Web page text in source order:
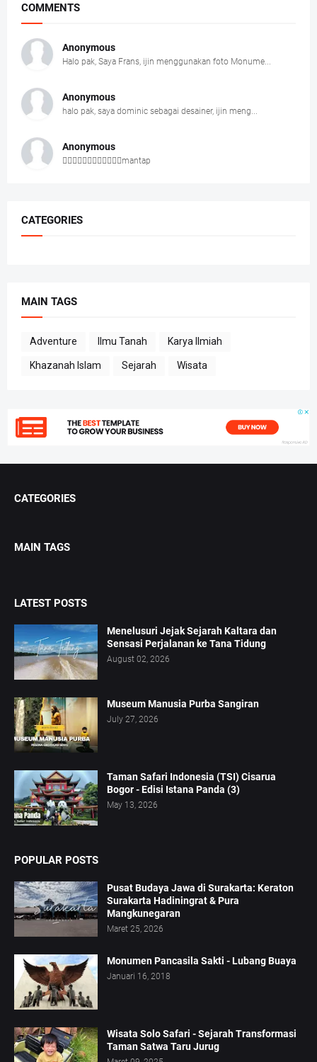
COMMENTS
Anonymous
Halo pak, Saya Frans, ijin menggunakan foto Monume...
Anonymous
halo pak, saya dominic sebagai desainer, ijin meng...
Anonymous
👍🏻👍🏻👍🏻👍🏻👍🏻👍🏻mantap
CATEGORIES
MAIN TAGS
Adventure Ilmu Tanah Karya Ilmiah
Khazanah Islam Sejarah Wisata
CATEGORIES
MAIN TAGS
LATEST POSTS
Menelusuri Jejak Sejarah Kaltara dan
Sensasi Perjalanan ke Tana Tidung
August 02, 2026
Museum Manusia Purba Sangiran
July 27, 2026
Taman Safari Indonesia (TSI) Cisarua
Bogor - Edisi Istana Panda (3)
May 13, 2026
POPULAR POSTS
Pusat Budaya Jawa di Surakarta: Keraton
Surakarta Hadiningrat & Pura
Mangkunegaran
Maret 25, 2026
Monumen Pancasila Sakti - Lubang Buaya
Januari 16, 2018
Wisata Solo Safari - Sejarah Transformasi
Taman Satwa Taru Jurug